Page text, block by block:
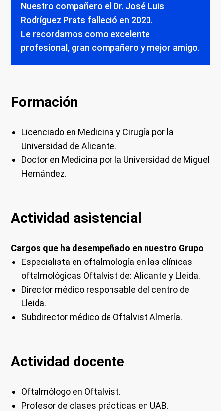
Nuestro compañero el Dr. José Luis
Rodríguez Prats falleció en 2020.
Le recordamos como excelente
profesional, gran compañero y mejor amigo.
Formación
Licenciado en Medicina y Cirugía por la
Universidad de Alicante.
Doctor en Medicina por la Universidad de Miguel
Hernández.
Actividad asistencial
Cargos que ha desempeñado en nuestro Grupo
Especialista en oftalmología en las clínicas
oftalmológicas Oftalvist de: Alicante y Lleida.
Director médico responsable del centro de
Lleida.
Subdirector médico de Oftalvist Almería.
Actividad docente
Oftalmólogo en Oftalvist.
Profesor de clases prácticas en UAB.